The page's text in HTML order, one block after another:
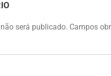
será publicado. Campos